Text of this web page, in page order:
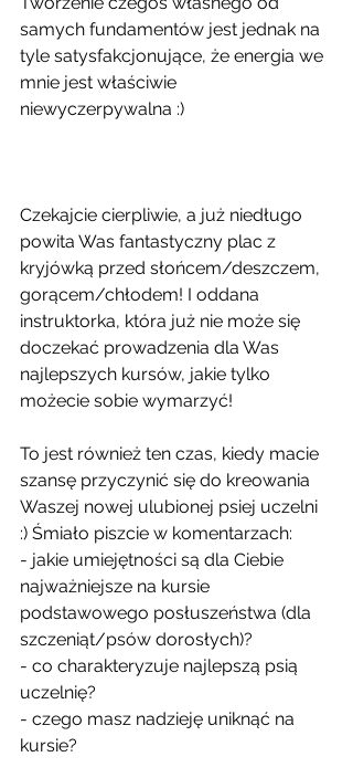
samych fundamentów jest jednak na
tyle satysfakcjonujące, że energia we
mnie jest właściwie
niewyczerpywalna :)
Czekajcie cierpliwie, a już niedługo
powita Was fantastyczny plac z
kryjówką przed słońcem/deszczem,
gorącem/chłodem! I oddana
instruktorka, która już nie może się
doczekać prowadzenia dla Was
najlepszych kursów, jakie tylko
możecie sobie wymarzyć!
To jest również ten czas, kiedy macie
szansę przyczynić się do kreowania
Waszej nowej ulubionej psiej uczelni
:) Śmiało piszcie w komentarzach:
- jakie umiejętności są dla Ciebie
najważniejsze na kursie
podstawowego posłuszeństwa (dla
szczeniąt/psów dorosłych)?
- co charakteryzuje najlepszą psią
uczelnię?
- czego masz nadzieję uniknąć na
kursie?